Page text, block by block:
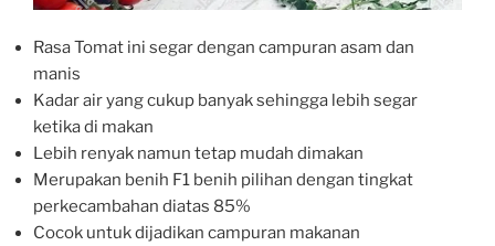
Rasa Tomat ini segar dengan campuran asam dan
manis
Kadar air yang cukup banyak sehingga lebih segar
ketika di makan
Lebih renyak namun tetap mudah dimakan
Merupakan benih F1 benih pilihan dengan tingkat
perkecambahan diatas 85%
Cocok untuk dijadikan campuran makanan